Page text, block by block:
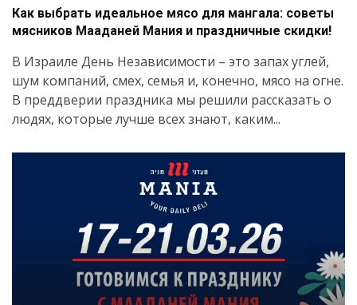
Как выбрать идеальное мясо для мангала: советы
мясников Мааданей Мания и праздничные скидки!
В Израиле День Независимости – это запах углей,
шум компаний, смех, семья и, конечно, мясо на огне.
В преддверии праздника мы решили рассказать о
людях, которые лучше всех знают, каким...